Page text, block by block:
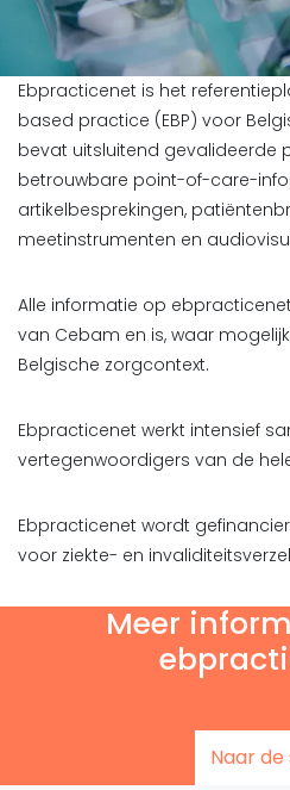
Ebpracticenet is het
based practice (EBP) voor
bevat uitsluitend gevalideerde
betrouwbare point-of-care-
artikelbesprekingen,
meetinstrumenten en
Alle informatie op
van Cebam en is, waar
Belgische zorgcontext.
Ebpracticenet werkt intensief
vertegenwoordigers van de
Ebpracticenet wordt
voor ziekte- en
Meer
Naar de